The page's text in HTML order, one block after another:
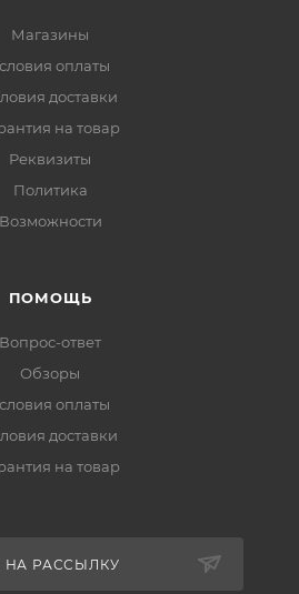
Магазины
оплаты
доставки
на товар
Реквизиты
Политика
Возможности
ПОМОЩЬ
Вопрос-ответ
Обзоры
оплаты
доставки
на товар
РАССЫЛКУ